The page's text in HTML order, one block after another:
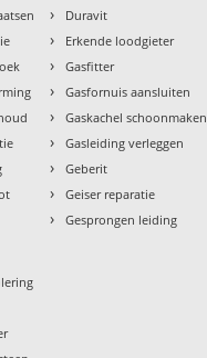
› Duravit
› Erkende loodgieter
› Gasfitter
› Gasfornuis aansluiten
› Gaskachel schoonmaken
› Gasleiding verleggen
› Geberit
› Geiser reparatie
› Gesprongen leiding